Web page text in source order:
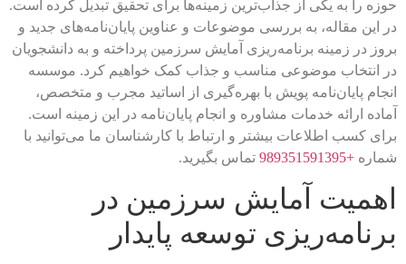
حوزه را به یکی از جذاب‌ترین زمینه‌ها برای تحقیق تبدیل کرده است.
در این مقاله، به بررسی موضوعات و عناوین پایان‌نامه‌های جدید و
بروز در زمینه برنامه‌ریزی آمایش سرزمین پرداخته و به دانشجویان
در انتخاب موضوعی مناسب و جذاب کمک خواهیم کرد. موسسه
انجام پایان‌نامه پویش با بهره‌گیری از اساتید مجرب و متخصص،
آماده ارائه خدمات مشاوره و انجام پایان‌نامه در این زمینه است.
برای کسب اطلاعات بیشتر و ارتباط با کارشناسان ما می‌توانید با
شماره +989351591395 تماس بگیرید.
اهمیت آمایش سرزمین در
برنامه‌ریزی توسعه پایدار